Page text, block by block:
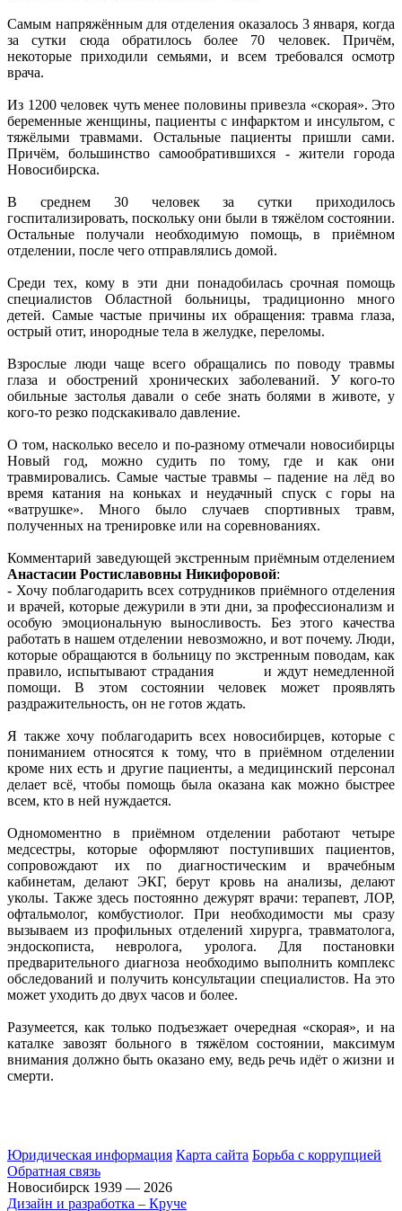
Самым напряжённым для отделения оказалось 3 января, когда
за сутки сюда обратилось более 70 человек. Причём,
некоторые приходили семьями, и всем требовался осмотр
врача.
Из 1200 человек чуть менее половины привезла «скорая». Это
беременные женщины, пациенты с инфарктом и инсультом, с
тяжёлыми травмами. Остальные пациенты пришли сами.
Причём, большинство самообратившихся - жители города
Новосибирска.
В среднем 30 человек за сутки приходилось
госпитализировать, поскольку они были в тяжёлом состоянии.
Остальные получали необходимую помощь, в приёмном
отделении, после чего отправлялись домой.
Среди тех, кому в эти дни понадобилась срочная помощь
специалистов Областной больницы, традиционно много
детей. Самые частые причины их обращения: травма глаза,
острый отит, инородные тела в желудке, переломы.
Взрослые люди чаще всего обращались по поводу травмы
глаза и обострений хронических заболеваний. У кого-то
обильные застолья давали о себе знать болями в животе, у
кого-то резко подскакивало давление.
О том, насколько весело и по-разному отмечали новосибирцы
Новый год, можно судить по тому, где и как они
травмировались. Самые частые травмы – падение на лёд во
время катания на коньках и неудачный спуск с горы на
«ватрушке». Много было случаев спортивных травм,
полученных на тренировке или на соревнованиях.
Комментарий заведующей экстренным приёмным отделением
Анастасии Ростиславовны Никифоровой:
- Хочу поблагодарить всех сотрудников приёмного отделения
и врачей, которые дежурили в эти дни, за профессионализм и
особую эмоциональную выносливость. Без этого качества
работать в нашем отделении невозможно, и вот почему. Люди,
которые обращаются в больницу по экстренным поводам, как
правило, испытывают страдания и ждут немедленной
помощи. В этом состоянии человек может проявлять
раздражительность, он не готов ждать.
Я также хочу поблагодарить всех новосибирцев, которые с
пониманием относятся к тому, что в приёмном отделении
кроме них есть и другие пациенты, а медицинский персонал
делает всё, чтобы помощь была оказана как можно быстрее
всем, кто в ней нуждается.
Одномоментно в приёмном отделении работают четыре
медсестры, которые оформляют поступивших пациентов,
сопровождают их по диагностическим и врачебным
кабинетам, делают ЭКГ, берут кровь на анализы, делают
уколы. Также здесь постоянно дежурят врачи: терапевт, ЛОР,
офтальмолог, комбустиолог. При необходимости мы сразу
вызываем из профильных отделений хирурга, травматолога,
эндоскописта, невролога, уролога. Для постановки
предварительного диагноза необходимо выполнить комплекс
обследований и получить консультации специалистов. На это
может уходить до двух часов и более.
Разумеется, как только подъезжает очередная «скорая», и на
каталке завозят больного в тяжёлом состоянии, максимум
внимания должно быть оказано ему, ведь речь идёт о жизни и
смерти.
Юридическая информация Карта сайта Борьба с коррупцией
Обратная связь
Новосибирск 1939 — 2026
Дизайн и разработка – Круче